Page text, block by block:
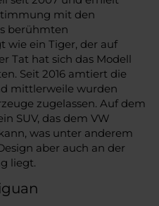
mit den
berühmten
wie ein Tiger, der auf
Tat hat sich das Modell
Seit 2016 amtiert die
mittlerweile wurden
zugelassen. Auf dem
SUV, das dem VW
was unter anderem
aber auch an der
liegt.